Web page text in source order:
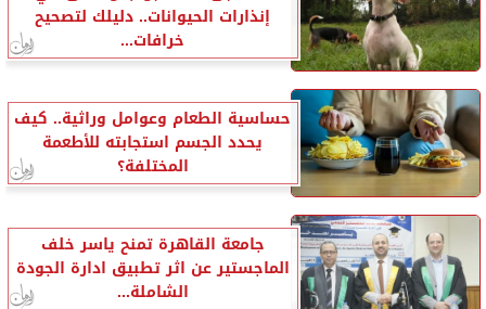
إنذارات الحيوانات.. دليلك لتصحيح
خرافات...
حساسية الطعام وعوامل وراثية.. كيف
يحدد الجسم استجابته للأطعمة
المختلفة؟
جامعة القاهرة تمنح ياسر خلف
الماجستير عن اثر تطبيق ادارة الجودة
الشاملة...